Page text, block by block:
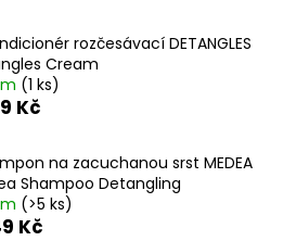
rozčesávací DETANGLES
Cream
(1 ks)
Kč
na zacuchanou srst MEDEA
Shampoo Detangling
(>5 ks)
Kč